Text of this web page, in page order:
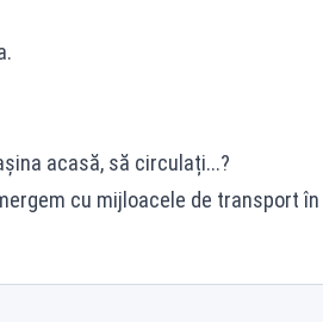
acasă, să circulați...?
cu mijloacele de transport în